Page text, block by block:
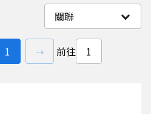
關聯
前往
1 ⇢下一頁
前往